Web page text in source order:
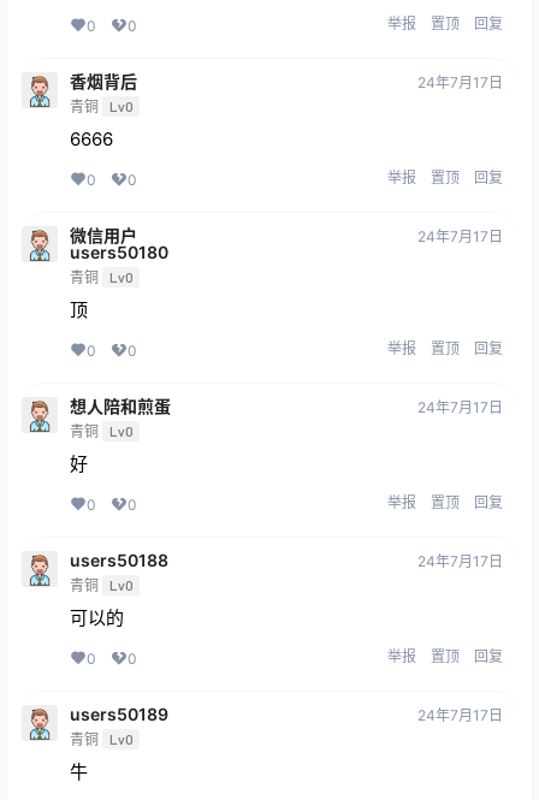
0 0 举报 置顶 回复
香烟背后
青铜 Lv0
24年7月17日
6666
0 0 举报 置顶 回复
微信用户
users50180
青铜 Lv0
24年7月17日
顶
0 0 举报 置顶 回复
想人陪和煎蛋
青铜 Lv0
24年7月17日
好
0 0 举报 置顶 回复
users50188
青铜 Lv0
24年7月17日
可以的
0 0 举报 置顶 回复
users50189
青铜 Lv0
24年7月17日
牛